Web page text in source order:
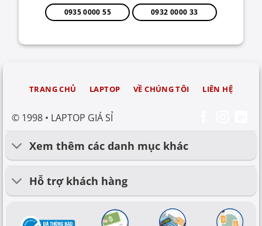
0935 0000 55 0932 0000 33
© 1998 • LAPTOP GIÁ SỈ
TRANG CHỦ LAPTOP VỀ CHÚNG TÔI LIÊN HỆ
Xem thêm các danh mục khác
Hỗ trợ khách hàng